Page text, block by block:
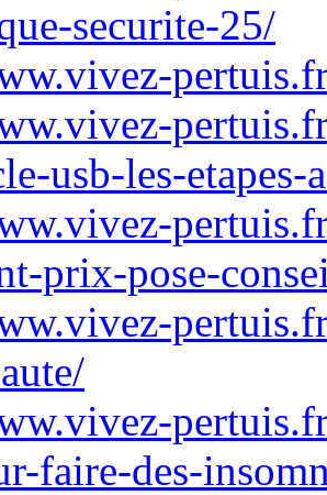
securite-25/
usb-les-
prix-pose-
faire-des-